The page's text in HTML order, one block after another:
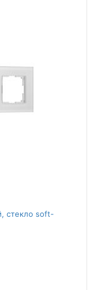
стекло soft-